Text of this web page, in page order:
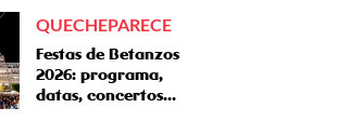
QUECHEPARECE
Festas de Betanzos
2026: programa,
datas, concertos...